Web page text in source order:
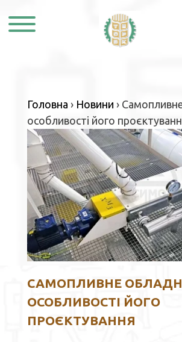
to
Головна › Новини ›
особливості його
САМОПЛИВНЕ
ОСОБЛИВОСТІ ЙОГО
ПРОЄКТУВАННЯ